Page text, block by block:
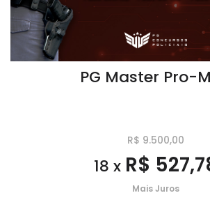
PG Master Pro-
R$ 9.500,00
18 x R$
Mais Juros